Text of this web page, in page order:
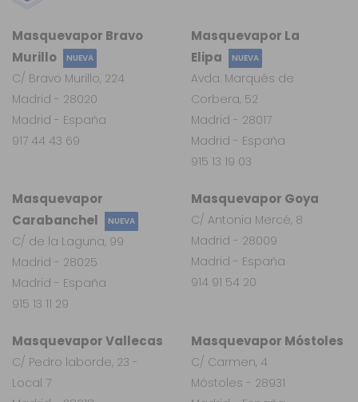
Masquevapor
Carabanchel
NUEVA
C/ de la Laguna, 99
Madrid - 28025
Madrid - España
915 13 11 29
Masquevapor Vallecas
C/ Pedro laborde, 23 -
Local 7
Masquevapor Móstoles
C/ Carmen, 4
Móstoles - 28931
Masquevapor Goya
C/ Antonia Mercé, 8
Madrid - 28009
Madrid - España
914 91 54 20
Masquevapor La
Elipa
NUEVA
Avda. Marqués de
Corbera, 52
Madrid - 28017
Madrid - España
915 13 19 03
Masquevapor Bravo
Murillo
NUEVA
C/ Bravo Murillo, 224
Madrid - 28020
Madrid - España
917 44 43 69